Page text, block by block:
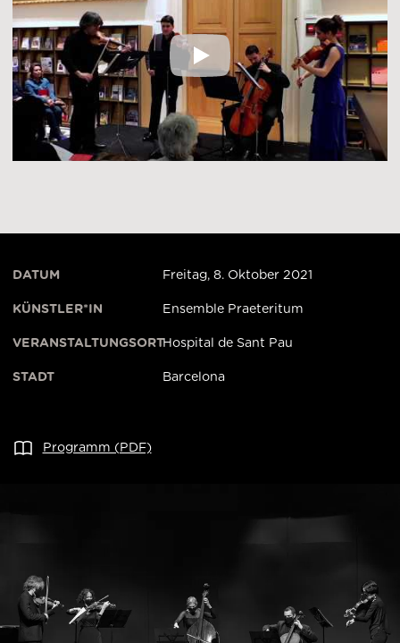
Live concert recorded
DATUM Freitag, 8. Oktober 2021
KÜNSTLER*IN Ensemble Praeteritum
VERANSTALTUNGSORTHospital de Sant Pau
STADT Barcelona
Programm (PDF)